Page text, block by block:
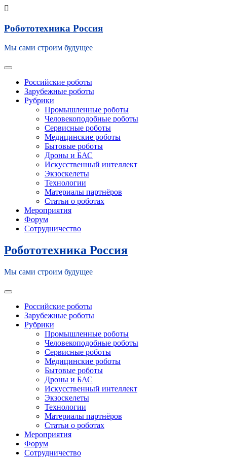
Skip
content
Робототехника Россия
Мы сами строим будущее
Toggle navigation
Российские роботы
Зарубежные роботы
Рубрики
Промышленные роботы
Человекоподобные роботы
Сервисные роботы
Медицинские роботы
Бытовые роботы
Дроны и БАС
Искусственный интеллект
Экзоскелеты
Технологии
Материалы партнёров
Статьи о роботах
Мероприятия
Форум
Сотрудничество
Робототехника Россия
Мы сами строим будущее
Toggle navigation
Российские роботы
Зарубежные роботы
Рубрики
Промышленные роботы
Человекоподобные роботы
Сервисные роботы
Медицинские роботы
Бытовые роботы
Дроны и БАС
Искусственный интеллект
Экзоскелеты
Технологии
Материалы партнёров
Статьи о роботах
Мероприятия
Форум
Сотрудничество